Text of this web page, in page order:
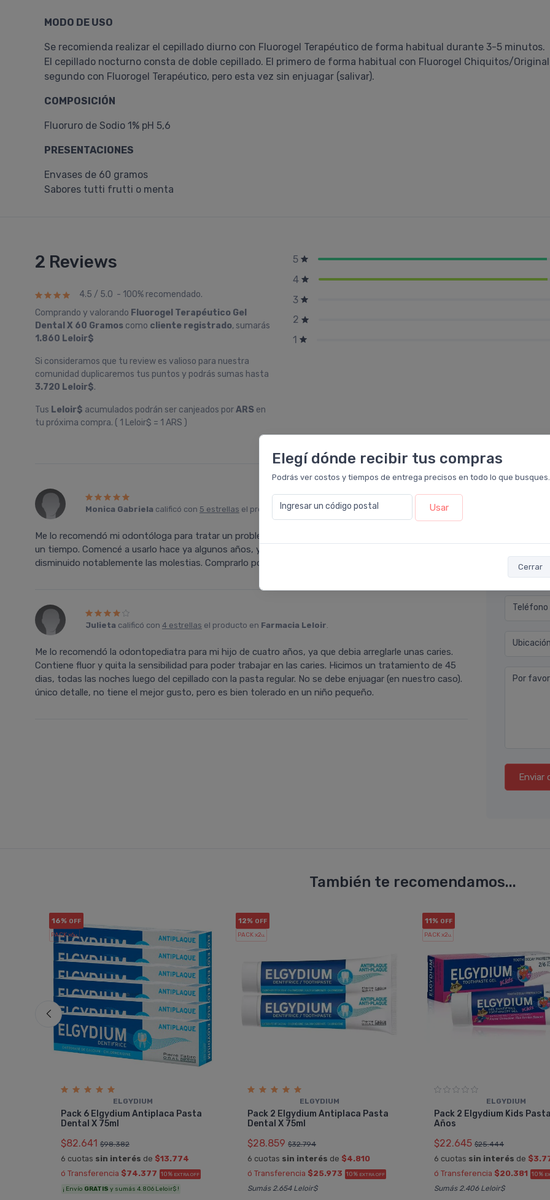
Elegí dónde recibir tus compras
Podrás ver costos y tiempos de entrega precisos en todo lo que busques.
Ingresar un código postal Usar
Cerrar
MODO DE USO
Se recomienda realizar el cepillado diurno con Fluorogel Terapéutico de forma habitual durante 3-5 minutos.
El cepillado nocturno consta de doble cepillado. El primero de forma habitual con Fluorogel Chiquitos/
segundo con Fluorogel Terapéutico, pero esta vez sin enjuagar (salivar).
COMPOSICIÓN
Fluoruro de Sodio 1% pH 5,6
PRESENTACIONES
Envases de 60 gramos
Sabores tutti frutti o menta
2 Reviews
4.5 / 5.0 - 100% recomendado.
Comprando y valorando Fluorogel Terapéutico Gel
Dental X 60 Gramos como cliente registrado, sumarás
1.860 Leloir$
Si consideramos que tu review es valioso para nuestra
comunidad duplicaremos tus puntos y podrás sumas hasta
3.720 Leloir$.
Tus Leloir$ acumulados podrán ser canjeados porARS en
tu próxima compra. ( 1 Leloir$ = 1 ARS )
5
4
3
2
1
Monica Gabriela calificó con 5 estrellas el producto enFarmacia Leloir.
Me lo recomendó mi odontóloga para tratar un problema de hipersensibilidad que tengo desde hace
un tiempo. Comencé a usarlo hace ya algunos años, y me dio muy buen resultado porque han
disminuido notablemente las molestias. Comprarlo por la página es sumamento sencillo y cómodo.
Julieta calificó con 4 estrellas el producto en Farmacia Leloir.
Me lo recomendó la odontopediatra para mi hijo de cuatro años, ya que debia arreglarle unas caries.
Contiene fluor y quita la sensibilidad para poder trabajar en las caries. Hicimos un tratamiento de 45
dias, todas las noches luego del cepillado con la pasta regular. No se debe enjuagar (en nuestro caso).
único detalle, no tiene el mejor gusto, pero es bien tolerado en un niño pequeño.
Nombre
Email*
Teléfono
Ubicación
Por
Enviar
También te recomendamos...
16% OFF
PACK x6u.
ELGYDIUM
Pack 6 Elgydium Antiplaca Pasta
Dental X 75ml
$82.641 $98.382
6 cuotas sin interés de $13.774
ó Transferencia $74.377 10% EXTRA OFF
¡ Envío GRATIS y sumás 4.806 Leloir$ !
12% OFF
PACK x2u.
ELGYDIUM
Pack 2 Elgydium Antiplaca Pasta
Dental X 75ml
$28.859 $32.794
6 cuotas sin interés de $4.810
ó Transferencia $25.973 10% EXTRA OFF
Sumás 2.654 Leloir$
11% OFF
PACK x2u.
ELGYDIUM
Pack 2 Elgydium Kids
Años
$22.645 $25.444
6 cuotas sin interés de
ó Transferencia $20.381 10%
Sumás 2.406 Leloir$